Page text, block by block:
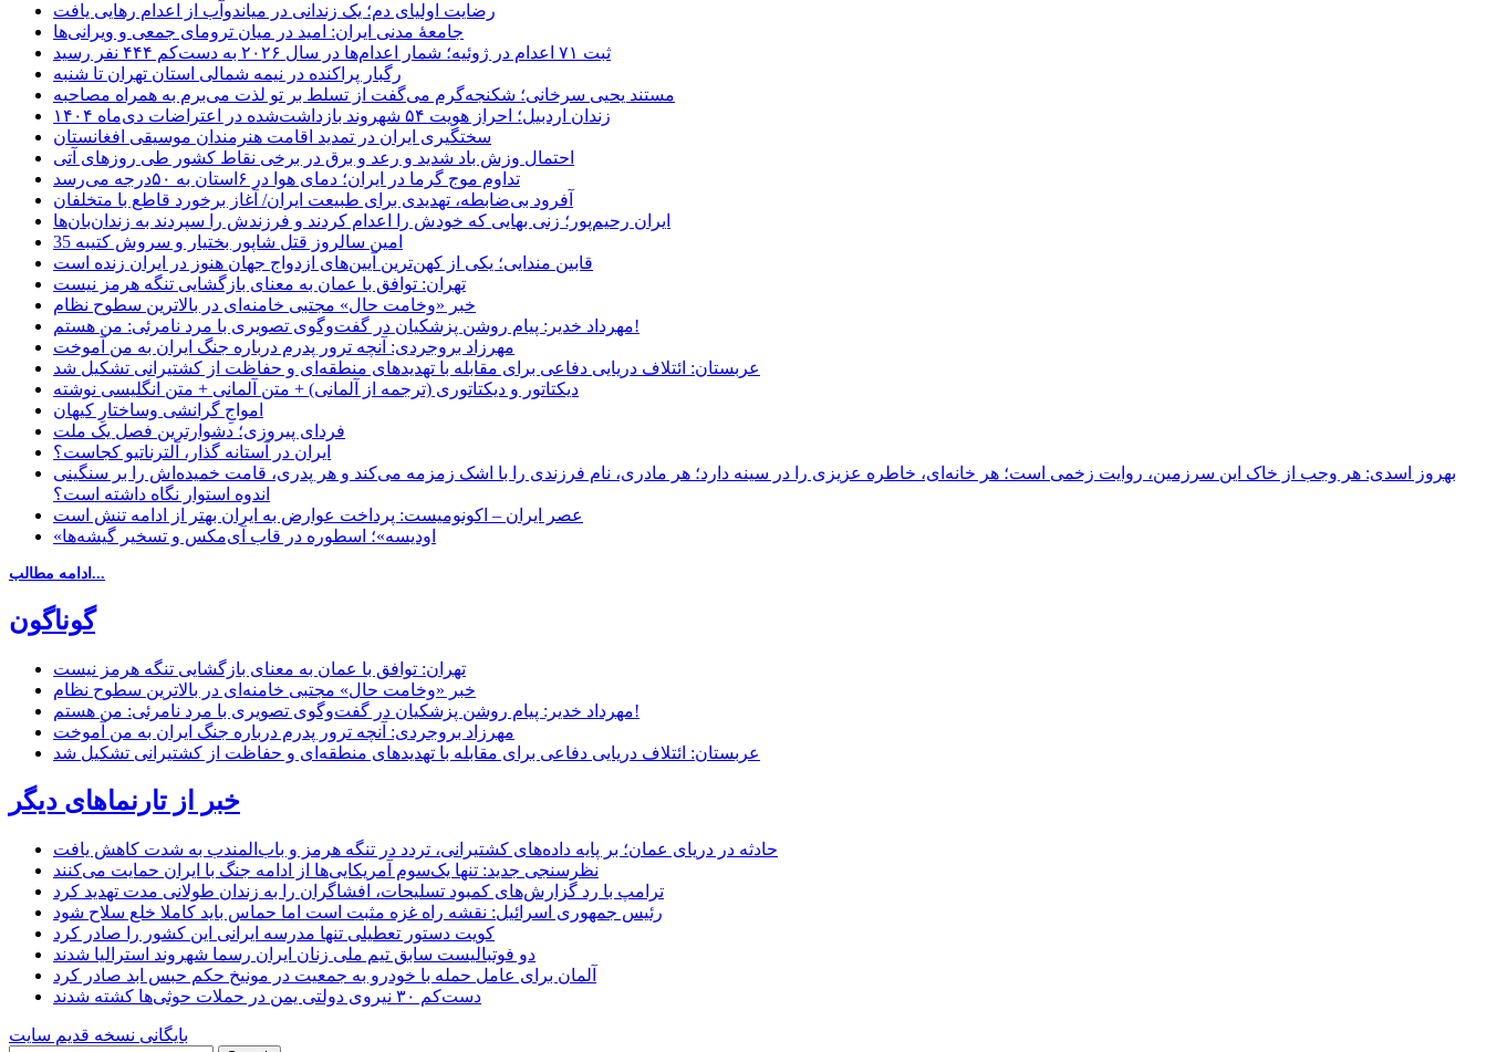
رضایت اولیای دم؛ یک زندانی در میاندوآب از اعدام رهایی یافت
جامعهٔ مدنی ایران: امید در میان ترومای جمعی و ویرانی‌ها
ثبت ۷۱ اعدام در ژوئیه؛ شمار اعدام‌ها در سال ۲۰۲۶ به دست‌کم ۴۴۴ نفر رسید
رگبار پراکنده در نیمه شمالی استان تهران تا شنبه
مستند یحیی سرخانی؛ شکنجه‌گرم می‌گفت از تسلط بر تو لذت می‌برم به همراه مصاحبه
زندان اردبیل؛ احراز هویت ۵۴ شهروند بازداشت‌شده در اعتراضات دی‌ماه ۱۴۰۴
سختگیری ایران در تمدید اقامت هنرمندان موسیقی افغانستان
احتمال وزش باد شدید و رعد و برق در برخی نقاط کشور طی روزهای آتی
تداوم موج گرما در ایران؛ دمای هوا در ۶استان به ۵۰درجه می‌رسد
آفرود بی‌ضابطه، تهدیدی برای طبیعت ایران/ آغاز برخورد قاطع با متخلفان
ایران رحیم‌پور؛ زنی بهایی که خودش را اعدام کردند و فرزندش را سپردند به زندان‌بان‌ها
35 امین سالروز قتل شاپور بختیار و سروش کتیبه
قابین مندایی؛ یکی از کهن‌ترین آیین‌های ازدواج جهان هنوز در ایران زنده است
تهران: توافق با عمان به معنای بازگشایی تنگه هرمز نیست
خبر «وخامت حال» مجتبی خامنه‌ای در بالاترین سطوح نظام
مهرداد خدیر: پیام روشن پزشکیان در گفت‌و‌گوی تصویری با مرد نامرئی: من هستم!
مهرزاد بروجردی: آنچه ترور پدرم درباره جنگ ایران به من آموخت
عربستان: ائتلاف دریایی دفاعی برای مقابله با تهدیدهای منطقه‌ای و حفاظت از کشتیرانی تشکیل شد
دیکتاتور و دیکتاتوری (ترجمه از آلمانی) + متن آلمانی + متن انگلیسی نوشته
‌امواجِ گرانشی وساختارِ کیهان
فردای پیروزی؛ دشوارترین فصل یک ملت
ایران در آستانه گذار، آلترناتیو کجاست؟
بهروز اسدی: هر وجب از خاک‌ این سرزمین، روایت زخمی است؛ هر خانه‌ای، خاطره عزیزی را در سینه دارد؛ هر مادری، نام فرزندی را با اشک زمزمه می‌کند و هر پدری، قامت خمیده‌اش را بر سنگینی
اندوه استوار نگاه داشته است؟
عصر ایران – اکونومیست: پرداخت عوارض به ایران بهتر از ادامه تنش است
«اودیسه»؛ اسطوره در قاب آی‌مکس و تسخیر گیشه‌ها
ادامه مطالب...
گوناگون
تهران: توافق با عمان به معنای بازگشایی تنگه هرمز نیست
خبر «وخامت حال» مجتبی خامنه‌ای در بالاترین سطوح نظام
مهرداد خدیر: پیام روشن پزشکیان در گفت‌و‌گوی تصویری با مرد نامرئی: من هستم!
مهرزاد بروجردی: آنچه ترور پدرم درباره جنگ ایران به من آموخت
عربستان: ائتلاف دریایی دفاعی برای مقابله با تهدیدهای منطقه‌ای و حفاظت از کشتیرانی تشکیل شد
خبر از تارنماهای دیگر
حادثه در دریای عمان؛ بر پایه داده‌های کشتیرانی، تردد در تنگه هرمز و باب‌المندب به شدت کاهش یافت
نظرسنجی جدید: تنها یک‌سوم آمریکایی‌ها از ادامه جنگ با ایران حمایت می‌کنند
ترامپ با رد گزارش‌های کمبود تسلیحات، افشاگران را به زندان طولانی مدت تهدید کرد
رئیس‌ جمهوری اسرائیل: نقشه راه غزه مثبت است اما حماس باید کاملا خلع سلاح شود
کویت دستور تعطیلی تنها مدرسه ایرانی این کشور را صادر کرد
دو فوتبالیست سابق تیم ملی زنان ایران رسما شهروند استرالیا شدند
آلمان برای عامل حمله با خودرو به جمعیت در مونیخ حکم حبس ابد صادر کرد
دست‌کم ۳۰ نیروی دولتی یمن در حملات حوثی‌ها کشته شدند
بایگانی نسخه قدیم سایت